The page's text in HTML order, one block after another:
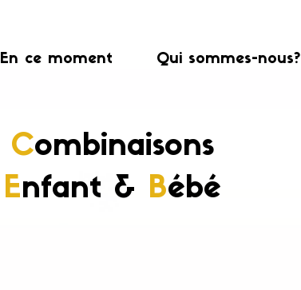
En ce moment Qui sommes-nous?
Combinaisons
Enfant & Bébé